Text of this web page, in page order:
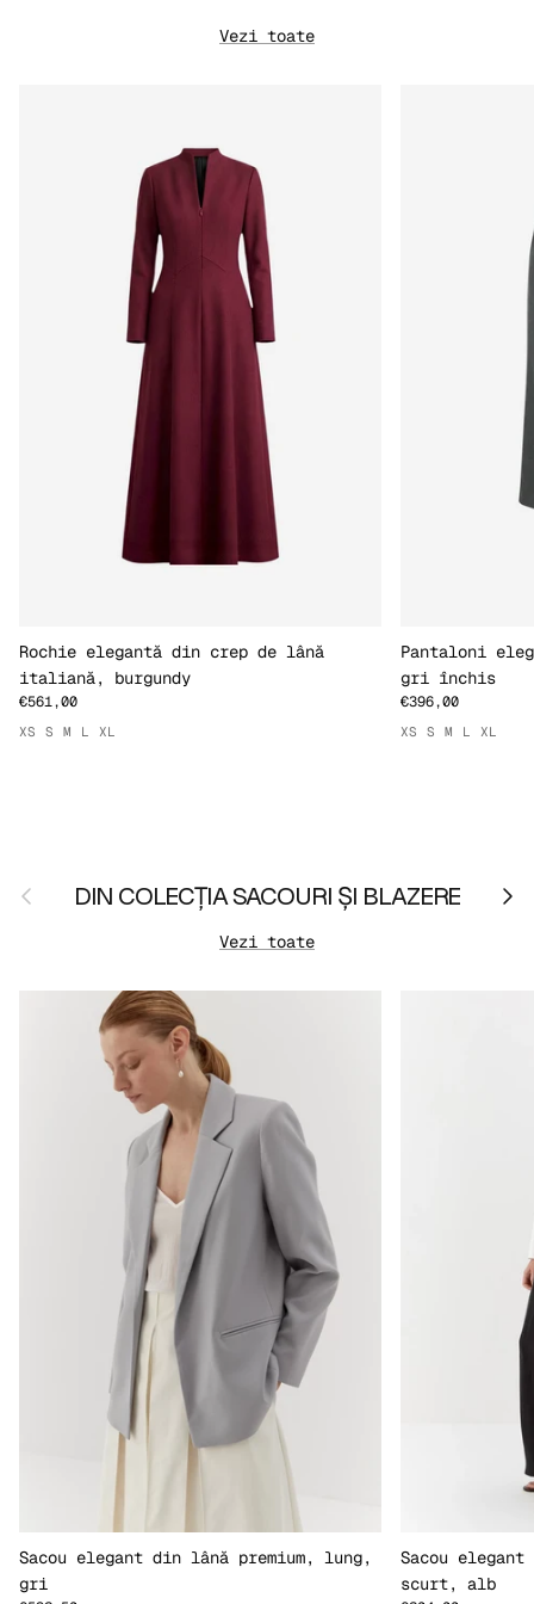
Vezi toate
Rochie elegantă din crep de lână
italiană, burgundy
€561,00
XS S M L XL
Pantaloni
gri închis
€396,00
XS S M L XL
AnteriorDIN COLECȚIA SACOURI ȘI BLAZERE
Vezi toate
Sacou elegant din lână premium, lung,
gri
Sacou
scurt, alb